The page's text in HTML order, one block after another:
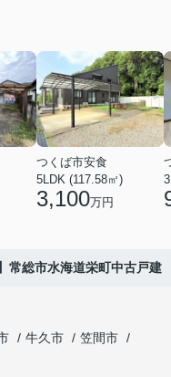
つくば市安食
5LDK (117.58㎡)
3,100万円
常総市水海道栄町中古戸建
牛久市
笠間市